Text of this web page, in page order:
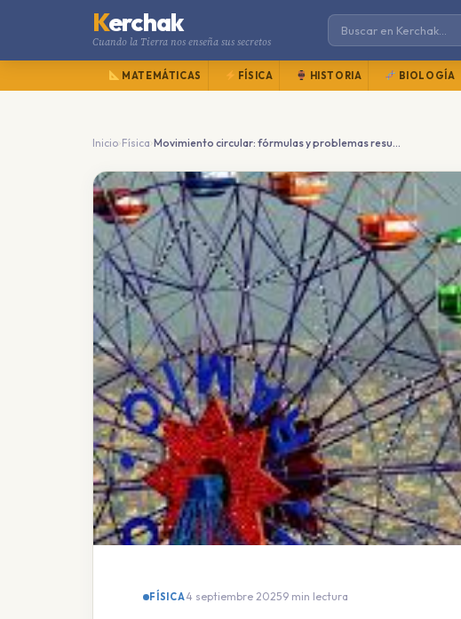
Kerchak
Cuando la Tierra nos enseña sus secretos
MATEMÁTICAS FÍSICA HISTORIA BIOLOGÍA
Inicio›Física › Movimiento circular: fórmulas y problemas resueltos
FÍSICA4 septiembre 2025·9 min lectura